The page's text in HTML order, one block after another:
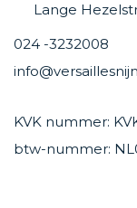
Lange
024 -3232008
KVK nummer:
btw-nummer: